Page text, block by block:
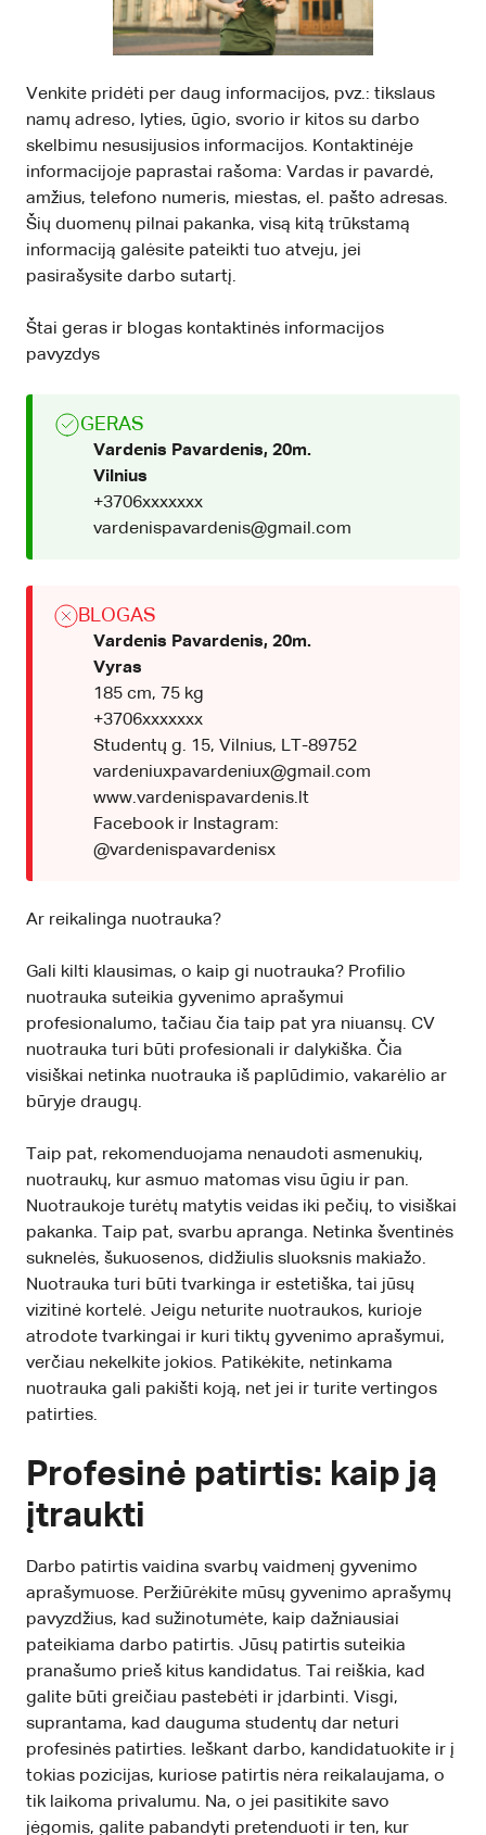
Venkite pridėti per daug informacijos, pvz.: tikslaus
namų adreso, lyties, ūgio, svorio ir kitos su darbo
skelbimu nesusijusios informacijos. Kontaktinėje
informacijoje paprastai rašoma: Vardas ir pavardė,
amžius, telefono numeris, miestas, el. pašto adresas.
Šių duomenų pilnai pakanka, visą kitą trūkstamą
informaciją galėsite pateikti tuo atveju, jei
pasirašysite darbo sutartį.
Štai geras ir blogas kontaktinės informacijos
pavyzdys
GERAS
Vardenis Pavardenis, 20m.
Vilnius
+3706xxxxxxx
vardenispavardenis@gmail.com
BLOGAS
Vardenis Pavardenis, 20m.
Vyras
185 cm, 75 kg
+3706xxxxxxx
Studentų g. 15, Vilnius, LT-89752
vardeniuxpavardeniux@gmail.com
www.vardenispavardenis.lt
Facebook ir Instagram:
@vardenispavardenisx
Ar reikalinga nuotrauka?
Gali kilti klausimas, o kaip gi nuotrauka? Profilio
nuotrauka suteikia gyvenimo aprašymui
profesionalumo, tačiau čia taip pat yra niuansų. CV
nuotrauka turi būti profesionali ir dalykiška. Čia
visiškai netinka nuotrauka iš paplūdimio, vakarėlio ar
būryje draugų.
Taip pat, rekomenduojama nenaudoti asmenukių,
nuotraukų, kur asmuo matomas visu ūgiu ir pan.
Nuotraukoje turėtų matytis veidas iki pečių, to visiškai
pakanka. Taip pat, svarbu apranga. Netinka šventinės
suknelės, šukuosenos, didžiulis sluoksnis makiažo.
Nuotrauka turi būti tvarkinga ir estetiška, tai jūsų
vizitinė kortelė. Jeigu neturite nuotraukos, kurioje
atrodote tvarkingai ir kuri tiktų gyvenimo aprašymui,
verčiau nekelkite jokios. Patikėkite, netinkama
nuotrauka gali pakišti koją, net jei ir turite vertingos
patirties.
Profesinė patirtis: kaip ją
įtraukti
Darbo patirtis vaidina svarbų vaidmenį gyvenimo
aprašymuose. Peržiūrėkite mūsų gyvenimo aprašymų
pavyzdžius, kad sužinotumėte, kaip dažniausiai
pateikiama darbo patirtis. Jūsų patirtis suteikia
pranašumo prieš kitus kandidatus. Tai reiškia, kad
galite būti greičiau pastebėti ir įdarbinti. Visgi,
suprantama, kad dauguma studentų dar neturi
profesinės patirties. Ieškant darbo, kandidatuokite ir į
tokias pozicijas, kuriose patirtis nėra reikalaujama, o
tik laikoma privalumu. Na, o jei pasitikite savo
jėgomis, galite pabandyti pretenduoti ir ten, kur